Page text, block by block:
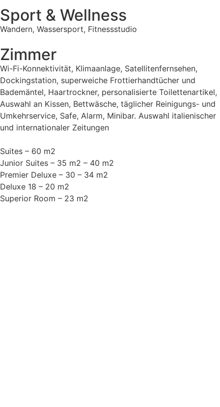
Sport & Wellness
Wandern, Wassersport, Fitnessstudio
Zimmer
Wi-Fi-Konnektivität, Klimaanlage, Satellitenfernsehen,
Dockingstation, superweiche Frottierhandtücher und
Bademäntel, Haartrockner, personalisierte Toilettenartikel,
Auswahl an Kissen, Bettwäsche, täglicher Reinigungs- und
Umkehrservice, Safe, Alarm, Minibar. Auswahl italienischer
und internationaler Zeitungen
Suites – 60 m2
Junior Suites – 35 m2 – 40 m2
Premier Deluxe – 30 – 34 m2
Deluxe 18 – 20 m2
Superior Room – 23 m2